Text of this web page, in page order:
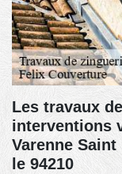
Les travaux
interventions
Varenne
le 94210